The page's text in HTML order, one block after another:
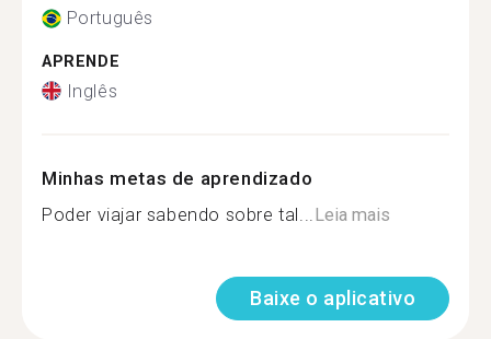
Português
APRENDE
Inglês
Minhas metas de aprendizado
Poder viajar sabendo sobre tal... Leia mais
Baixe o aplicativo